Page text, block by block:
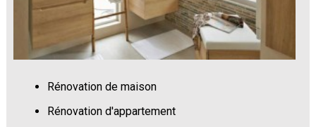
Rénovation de maison
Rénovation d'appartement